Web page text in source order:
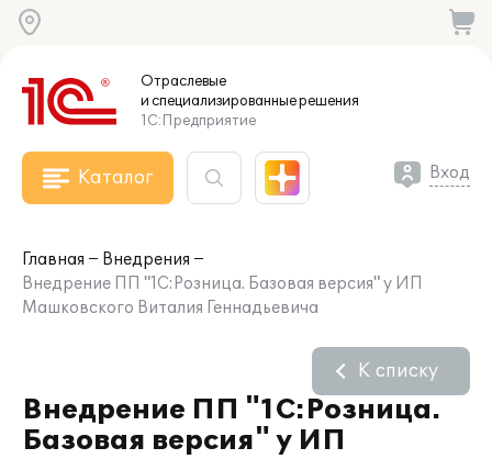
Отраслевые
и специализированныерешения
1С:Предприятие
Каталог Вход
Главная
Внедрения
Внедрение ПП "1С:Розница. Базовая версия" у ИП
Машковского Виталия Геннадьевича
Внедрение ПП "1С:Розница.
Базовая версия" у ИП
К списку